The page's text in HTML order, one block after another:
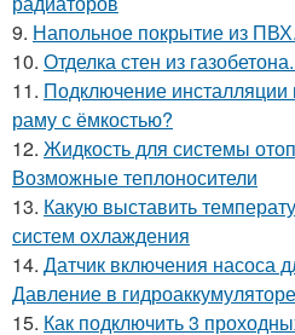
9. Напольное покрытие из
10. Отделка стен из
11. Подключение инсталляции
раму с ёмкостью?
12. Жидкость для системы
Возможные теплоносители
13. Какую выставить
систем охлаждения
14. Датчик включения насоса
Давление в гидроаккумуляторе
15. Как подключить 3